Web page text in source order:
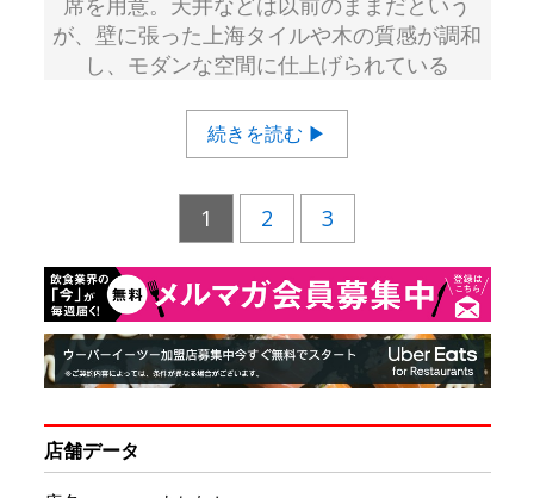
が、壁に張った上海タイルや木の質感が調和
し、モダンな空間に仕上げられている
続きを読む ▶
1 2 3
店舗データ